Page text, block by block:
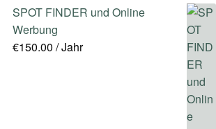
SPOT FINDER und Online
Werbung
€150.00 / Jahr